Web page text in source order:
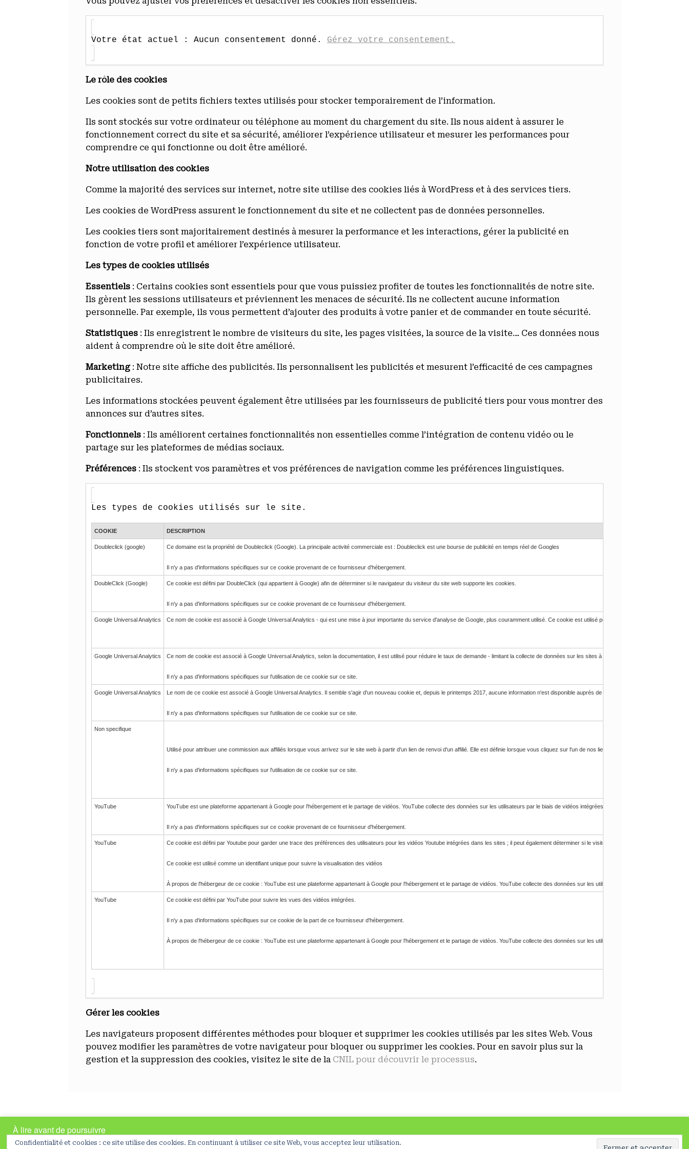
Votre état actuel : Aucun consentement donné. Gérez votre consentement.
Le rôle des cookies
Les cookies sont de petits fichiers textes utilisés pour stocker temporairement de l’information.
Ils sont stockés sur votre ordinateur ou téléphone au moment du chargement du site. Ils nous aident à assurer le
fonctionnement correct du site et sa sécurité, améliorer l’expérience utilisateur et mesurer les performances pour
comprendre ce qui fonctionne ou doit être amélioré.
Notre utilisation des cookies
Comme la majorité des services sur internet, notre site utilise des cookies liés à WordPress et à des services tiers.
Les cookies de WordPress assurent le fonctionnement du site et ne collectent pas de données personnelles.
Les cookies tiers sont majoritairement destinés à mesurer la performance et les interactions, gérer la publicité en
fonction de votre profil et améliorer l’expérience utilisateur.
Les types de cookies utilisés
Essentiels : Certains cookies sont essentiels pour que vous puissiez profiter de toutes les fonctionnalités de notre site.
Ils gèrent les sessions utilisateurs et préviennent les menaces de sécurité. Ils ne collectent aucune information
personnelle. Par exemple, ils vous permettent d’ajouter des produits à votre panier et de commander en toute sécurité.
Statistiques : Ils enregistrent le nombre de visiteurs du site, les pages visitées, la source de la visite… Ces données nous
aident à comprendre où le site doit être amélioré.
Marketing: Notre site affiche des publicités. Ils personnalisent les publicités et mesurent l’efficacité de ces campagnes
publicitaires.
Les informations stockées peuvent également être utilisées par les fournisseurs de publicité tiers pour vous montrer des
annonces sur d’autres sites.
Fonctionnels : Ils améliorent certaines fonctionnalités non essentielles comme l’intégration de contenu vidéo ou le
partage sur les plateformes de médias sociaux.
Préférences : Ils stockent vos paramètres et vos préférences de navigation comme les préférences linguistiques.
Les types de cookies utilisés sur le site.
COOKIE DESCRIPTION
Doubleclick (google) Ce domaine est la propriété de Doubleclick (Google). La principale activité commerciale est : Doubleclick est une bourse de publicité en temps réel de Googles
Il n'y a pas d'informations spécifiques sur ce cookie provenant de ce fournisseur d'hébergement.
DoubleClick (Google) Ce cookie est défini par DoubleClick (qui appartient à Google) afin de déterminer si le navigateur du visiteur du site web supporte les cookies.
Il n'y a pas d'informations spécifiques sur ce cookie provenant de ce fournisseur d'hébergement.
Google Universal Analytics Ce nom de cookie est associé à Google Universal Analytics - qui est une mise à jour importante du service d'analyse de Google, plus couramment utilisé. Ce cookie est utilisé pour distinguer les utilisateurs
Google Universal Analytics Ce nom de cookie est associé à Google Universal Analytics, selon la documentation, il est utilisé pour réduire le taux de demande - limitant la collecte de données sur les sites à fort trafic. Il expire au bout de 10
Il n'y a pas d'informations spécifiques sur l'utilisation de ce cookie sur ce site.
Google Universal Analytics Le nom de ce cookie est associé à Google Universal Analytics. Il semble s'agir d'un nouveau cookie et, depuis le printemps 2017, aucune information n'est disponible auprès de Google. Il semble stocker et
Il n'y a pas d'informations spécifiques sur l'utilisation de ce cookie sur ce site.
Non specifique
Utilisé pour attribuer une commission aux affiliés lorsque vous arrivez sur le site web à partir d'un lien de renvoi d'un affilié. Elle est définie lorsque vous cliquez sur l'un de nos liens et sert à faire connaître à
Il n'y a pas d'informations spécifiques sur l'utilisation de ce cookie sur ce site.
YouTube YouTube est une plateforme appartenant à Google pour l'hébergement et le partage de vidéos. YouTube collecte des données sur les utilisateurs par le biais de vidéos intégrées dans des sites web, qui
Il n'y a pas d'informations spécifiques sur ce cookie provenant de ce fournisseur d'hébergement.
YouTube Ce cookie est défini par Youtube pour garder une trace des préférences des utilisateurs pour les vidéos Youtube intégrées dans les sites ; il peut également déterminer si le visiteur du site utilise la nouvelle ou
Ce cookie est utilisé comme un identifiant unique pour suivre la visualisation des vidéos
À propos de l'hébergeur de ce cookie : YouTube est une plateforme appartenant à Google pour l'hébergement et le partage de vidéos. YouTube collecte des données sur les utilisateurs par le biais de
YouTube Ce cookie est défini par YouTube pour suivre les vues des vidéos intégrées.
Il n'y a pas d'informations spécifiques sur ce cookie de la part de ce fournisseur d'hébergement.
À propos de l'hébergeur de ce cookie : YouTube est une plateforme appartenant à Google pour l'hébergement et le partage de vidéos. YouTube collecte des données sur les utilisateurs par le biais de
Gérer les cookies
Les navigateurs proposent différentes méthodes pour bloquer et supprimer les cookies utilisés par les sites Web. Vous
pouvez modifier les paramètres de votre navigateur pour bloquer ou supprimer les cookies. Pour en savoir plus sur la
gestion et la suppression des cookies, visitez le site de la CNIL pour découvrir le processus.
A SiteOrigin Theme
À lire avant de poursuivre
En poursuivant votre navigation sur ce site, vous acceptez l’utilisation de cookies nécessaires à la réalisation de statistiques et d’études d’usage
Confidentialité et cookies : ce site utilise des cookies. En continuant à utiliser ce site Web, vous acceptez leur utilisation.